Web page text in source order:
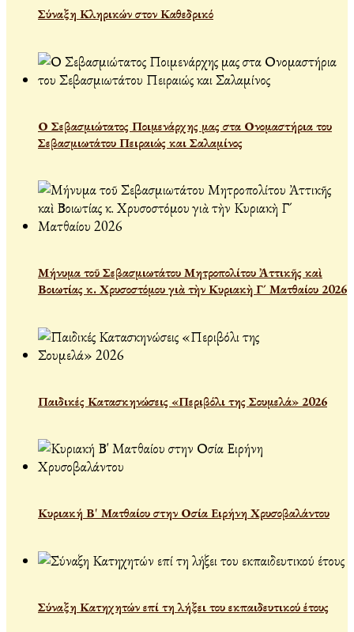
Σύναξη Κληρικών στον Καθεδρικό
Ο Σεβασμιώτατος Ποιμενάρχης μας στα Ονομαστήρια του
Σεβασμιωτάτου Πειραιώς και Σαλαμίνος
Μήνυμα τοῦ Σεβασμιωτάτου Μητροπολίτου Ἀττικῆς καὶ
Βοιωτίας κ. Χρυσοστόμου γιὰ τὴν Κυριακὴ Γ´ Ματθαίου 2026
Παιδικές Κατασκηνώσεις «Περιβόλι της Σουμελά» 2026
Κυριακή Β' Ματθαίου στην Οσία Ειρήνη Χρυσοβαλάντου
Σύναξη Κατηχητών επί τη λήξει του εκπαιδευτικού έτους